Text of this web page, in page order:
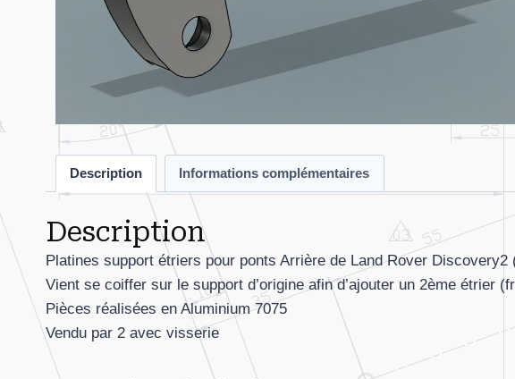
Description Informations complémentaires
Description
Platines support étriers pour ponts Arrière de Land Rover Discovery2
Vient se coiffer sur le support d’origine afin d’ajouter un 2ème étrier
Pièces réalisées en Aluminium 7075
Vendu par 2 avec visserie